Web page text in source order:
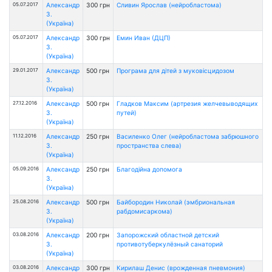
05.07.2017
Александр
З.
(Україна)
300 грн Сливин Ярослав (нейробластома)
05.07.2017
Александр
З.
(Україна)
300 грн Емин Иван (ДЦП)
29.01.2017
Александр
З.
(Україна)
500 грн Програма для дітей з муковісцидозом
27.12.2016
Александр
З.
(Україна)
500 грн
Гладков Максим (артрезия желчевыводящих
путей)
11.12.2016
Александр
З.
(Україна)
250 грн
Василенко Олег (нейробластома забрюшного
пространства слева)
05.09.2016
Александр
З.
(Україна)
250 грн Благодійна допомога
25.08.2016
Александр
З.
(Україна)
500 грн
Байбородин Николай (эмбриональная
рабдомисаркома)
03.08.2016
Александр
З.
(Україна)
200 грн
Запорожский областной детский
противотуберкулёзный санаторий
03.08.2016
Александр
300 грн Кирилаш Денис (врожденная пневмония)